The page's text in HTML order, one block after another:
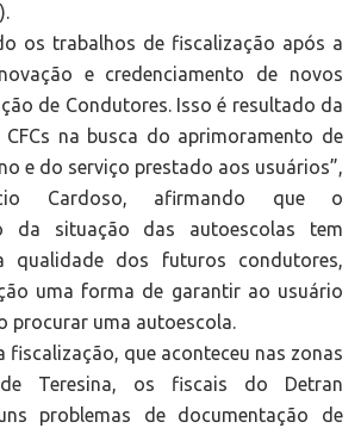
os trabalhos de fiscalização após a
e credenciamento de novos
de Condutores. Isso é resultado da
CFCs na busca do aprimoramento de
e do serviço prestado aos usuários”,
Cardoso, afirmando que o
da situação das autoescolas tem
qualidade dos futuros condutores,
uma forma de garantir ao usuário
procurar uma autoescola.
fiscalização, que aconteceu nas zonas
Teresina, os fiscais do Detran
problemas de documentação de